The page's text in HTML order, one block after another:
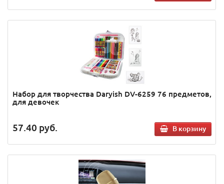
Набор для творчества Daryish DV-6259 76 предметов,
для девочек
57.40 руб. В корзину